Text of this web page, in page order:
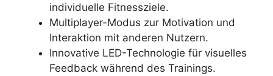
individuelle Fitnessziele.
Multiplayer-Modus zur Motivation und
Interaktion mit anderen Nutzern.
Innovative LED-Technologie für visuelles
Feedback während des Trainings.